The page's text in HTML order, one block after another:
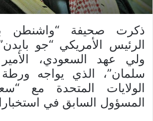
ذكرت صحيفة “واشنطن
الرئيس الأمريكي “جو
ولي عهد السعودي،
سلمان”، الذي يواجه
الولايات المتحدة مع
المسؤول السابق في